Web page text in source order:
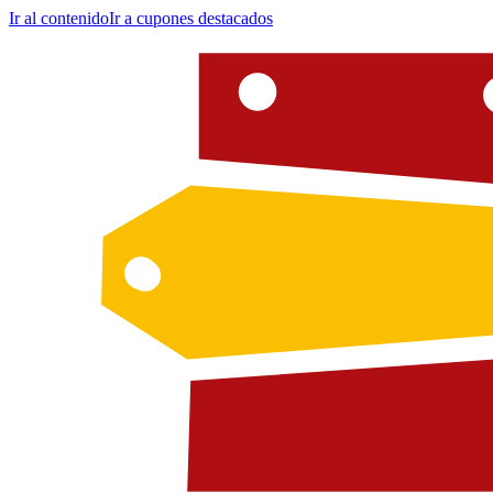
Ir al contenidoIr a cupones destacados